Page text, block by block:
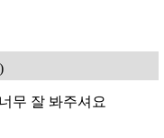
무 잘 봐주셔요